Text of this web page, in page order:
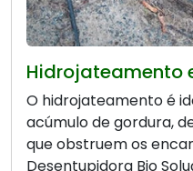
Hidrojateamento
O hidrojateamento é
acúmulo de gordura,
que obstruem os
Desentupidora Bio